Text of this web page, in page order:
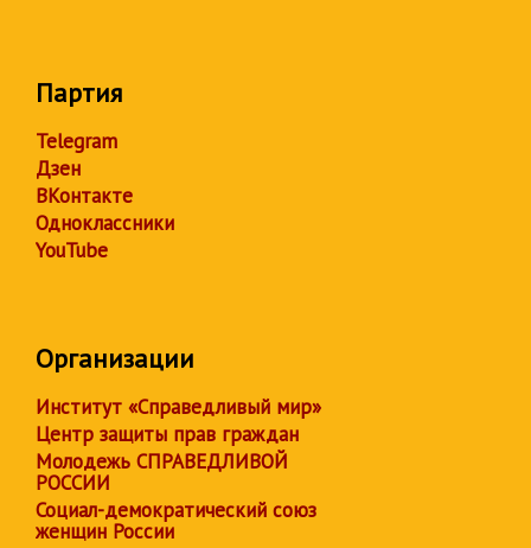
Партия
Telegram
Дзен
ВКонтакте
Одноклассники
YouTube
Организации
Институт «Справедливый мир»
Центр защиты прав граждан
Молодежь СПРАВЕДЛИВОЙ
РОССИИ
Социал-демократический союз
женщин России